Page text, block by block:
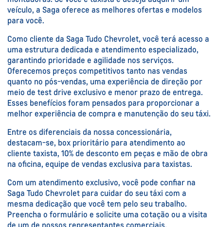
veículo, a Saga oferece as melhores ofertas e modelos
para você.
Como cliente da Saga Tudo Chevrolet, você terá acesso a
uma estrutura dedicada e atendimento especializado,
garantindo prioridade e agilidade nos serviços.
Oferecemos preços competitivos tanto nas vendas
quanto no pós-vendas, uma experiência de direção por
meio de test drive exclusivo e menor prazo de entrega.
Esses benefícios foram pensados para proporcionar a
melhor experiência de compra e manutenção do seu táxi.
Entre os diferenciais da nossa concessionária,
destacam-se, box prioritário para atendimento ao
cliente taxista, 10% de desconto em peças e mão de obra
na oficina, equipe de vendas exclusiva para taxistas.
Com um atendimento exclusivo, você pode confiar na
Saga Tudo Chevrolet para cuidar do seu táxi com a
mesma dedicação que você tem pelo seu trabalho.
Preencha o formulário e solicite uma cotação ou a visita